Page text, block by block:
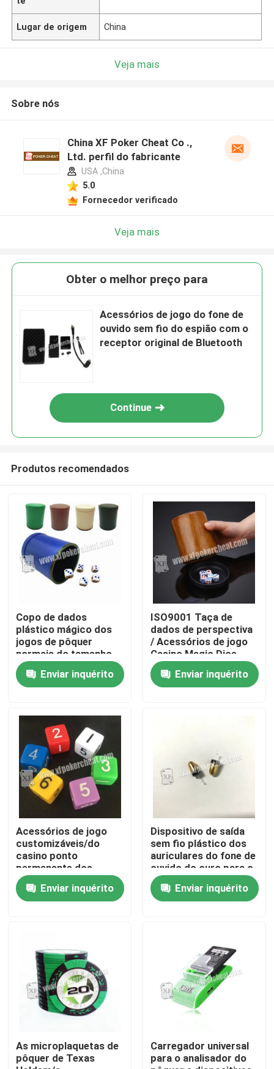
Para casa
Produtos
Vídeos
Sobre nós
Visita à fábrica
Contacte-nos
Notícias
Cartões de jogo invisíveis
Lugar de origem China
Veja mais
Sobre nós
China XF Poker Cheat Co .,
Ltd. perfil do fabricante
USA ,China
5.0
Fornecedor verificado
Veja mais
Obter o melhor preço para
Acessórios de jogo do fone de
ouvido sem fio do espião com o
receptor original de Bluetooth
Continue
Produtos recomendados
Copo de dados
plástico mágico dos
jogos de pôquer
normais do tamanho
com controlo a
distânciaEnviar inquérito
ISO9001 Taça de
dados de perspectiva
/ Acessórios de jogo
Casino Magic Dice
With 4h Battery
Enviar inquérito
Acessórios de jogo
customizáveis/do
casino ponto
permanente dos
dados do jogo
Enviar inquérito
Dispositivo de saída
sem fio plástico dos
auriculares do fone de
ouvido do ouro para o
sistema do analisador
do pôquerEnviar inquérito
As microplaquetas de
pôquer de Texas
Carregador universal
para o analisador do